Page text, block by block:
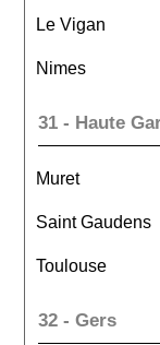
Le Vigan
Nimes
31 - Haute
Muret
Saint Gaudens
Toulouse
32 - Gers